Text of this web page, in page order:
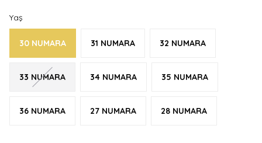
Yaş
30 NUMARA 31 NUMARA 32 NUMARA
33 NUMARA 34 NUMARA 35 NUMARA
36 NUMARA 27 NUMARA 28 NUMARA